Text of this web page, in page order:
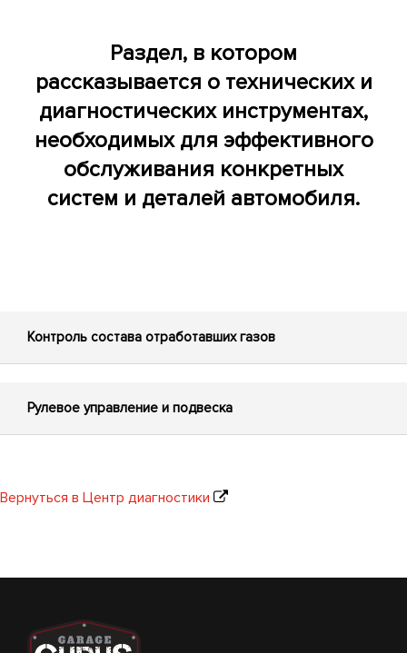
Раздел, в котором
рассказывается о технических и
диагностических инструментах,
необходимых для эффективного
обслуживания конкретных
систем и деталей автомобиля.
Контроль состава отработавших газов
Рулевое управление и подвеска
Вернуться в Центр диагностики